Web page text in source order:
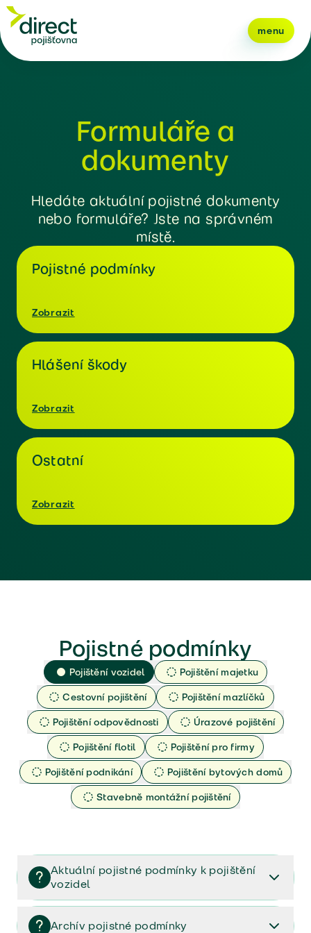
menu
Formuláře a
dokumenty
Hledáte aktuální pojistné dokumenty
nebo formuláře? Jste na správném
místě.
Pojistné podmínky
Zobrazit
Hlášení škody
Zobrazit
Ostatní
Zobrazit
Pojistné podmínky
Pojištění vozidel
Pojištění majetku
Cestovní pojištění
Pojištění mazlíčků
Pojištění odpovědnosti
Úrazové pojištění
Pojištění flotil
Pojištění pro firmy
Pojištění podnikání
Pojištění bytových domů
Stavebně montážní pojištění
Aktuální pojistné podmínky k pojištění
vozidel
Pojištění vozidel/Pojistné podmínky a vše důležité ke
smlouvě (PDF)
Archív pojistné podmínky